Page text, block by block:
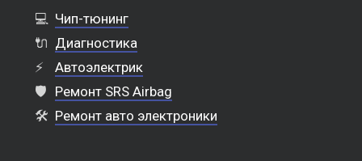
💻 Чип-тюнинг
🔌 Диагностика
⚡
Автоэлектрик
🛡️ Ремонт SRS Airbag
🛠️ Ремонт авто электроники